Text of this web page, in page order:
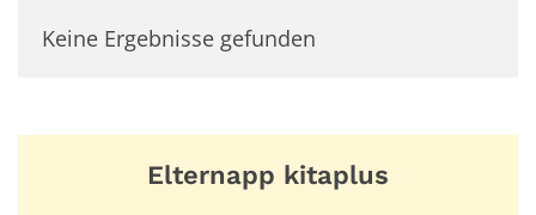
Keine Ergebnisse gefunden
Elternapp kitaplus